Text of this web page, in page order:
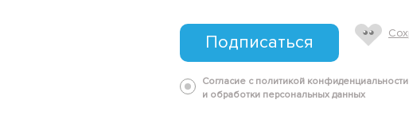
Подписаться
Согласие с политикой конфиденциальности
и обработки персональных данных